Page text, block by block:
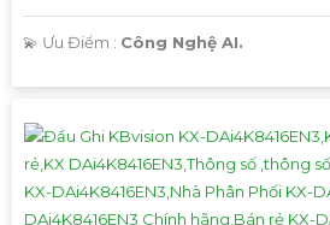
️💫 Ưu Điểm : Công Nghệ AI.